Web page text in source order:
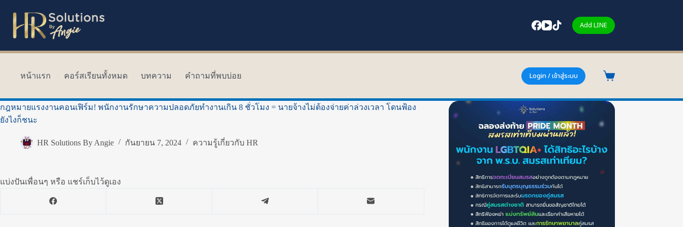
content
Add LINE
หน้าแรก คอร์สเรียนทั้งหมด บทความ คำถามที่พบบ่อย Login / เข้าสู่ระบบ
Shopping
กฎหมายแรงงานคอนเฟิร์ม! พนักงานรักษาความปลอดภัยทำงานเกิน 8 ชั่วโมง = นายจ้างไม่ต้องจ่ายค่าล่วงเวลา โดนฟ้อง
ยังไงก็ชนะ
HR Solutions By Angie กันยายน 7, 2024 ความรู้เกี่ยวกับ HR
แบ่งปันเพื่อนๆ หรือ แชร์เก็บไว้ดูเอง